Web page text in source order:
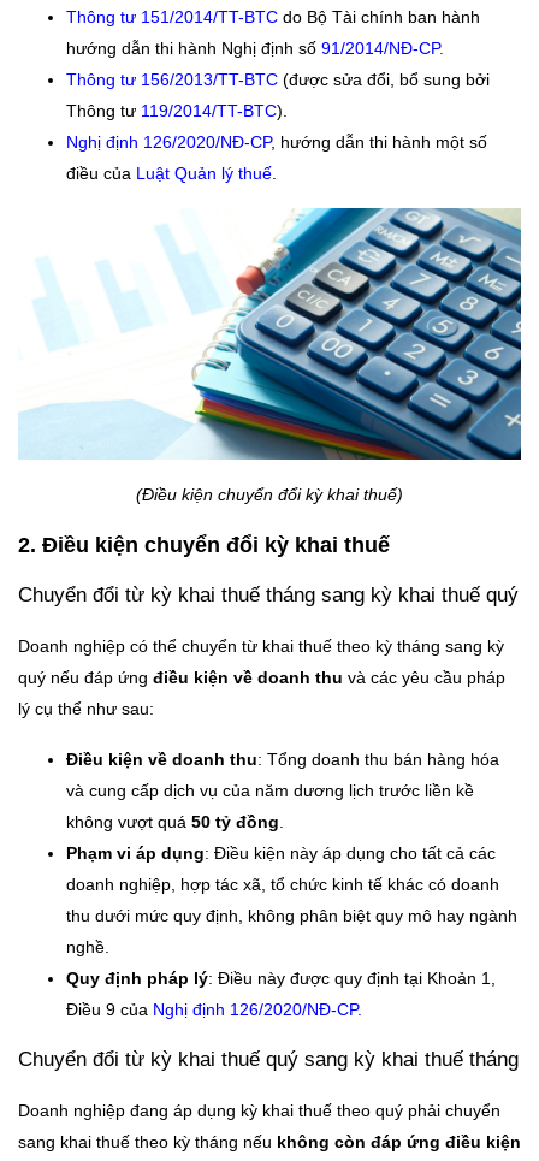
Thông tư 151/2014/TT-BTC do Bộ Tài chính ban hành
hướng dẫn thi hành Nghị định số 91/2014/NĐ-CP.
Thông tư 156/2013/TT-BTC (được sửa đổi, bổ sung bởi
Thông tư 119/2014/TT-BTC).
Nghị định 126/2020/NĐ-CP, hướng dẫn thi hành một số
điều của Luật Quản lý thuế.
(Điều kiện chuyển đổi kỳ khai thuế)
2. Điều kiện chuyển đổi kỳ khai thuế
Chuyển đổi từ kỳ khai thuế tháng sang kỳ khai thuế quý
Doanh nghiệp có thể chuyển từ khai thuế theo kỳ tháng sang kỳ
quý nếu đáp ứng điều kiện về doanh thu và các yêu cầu pháp
lý cụ thể như sau:
Điều kiện về doanh thu: Tổng doanh thu bán hàng hóa
và cung cấp dịch vụ của năm dương lịch trước liền kề
không vượt quá 50 tỷ đồng.
Phạm vi áp dụng: Điều kiện này áp dụng cho tất cả các
doanh nghiệp, hợp tác xã, tổ chức kinh tế khác có doanh
thu dưới mức quy định, không phân biệt quy mô hay ngành
nghề.
Quy định pháp lý: Điều này được quy định tại Khoản 1,
Điều 9 của Nghị định 126/2020/NĐ-CP.
Chuyển đổi từ kỳ khai thuế quý sang kỳ khai thuế tháng
Doanh nghiệp đang áp dụng kỳ khai thuế theo quý phải chuyển
sang khai thuế theo kỳ tháng nếu không còn đáp ứng điều kiện